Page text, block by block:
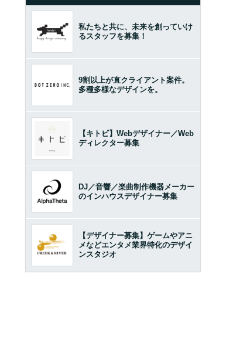
私たちと共に、未来を創っていけ
るスタッフを募集！
9割以上が直クライアント案件。
多種多様なデザインを。
【キトビ】Webデザイナー／Web
ディレクター募集
DJ／音響／楽曲制作機器メーカー
のインハウスデザイナー募集
【デザイナー募集】ゲームやアニ
メなどエンタメ業界特化のデザイ
ンスタジオ